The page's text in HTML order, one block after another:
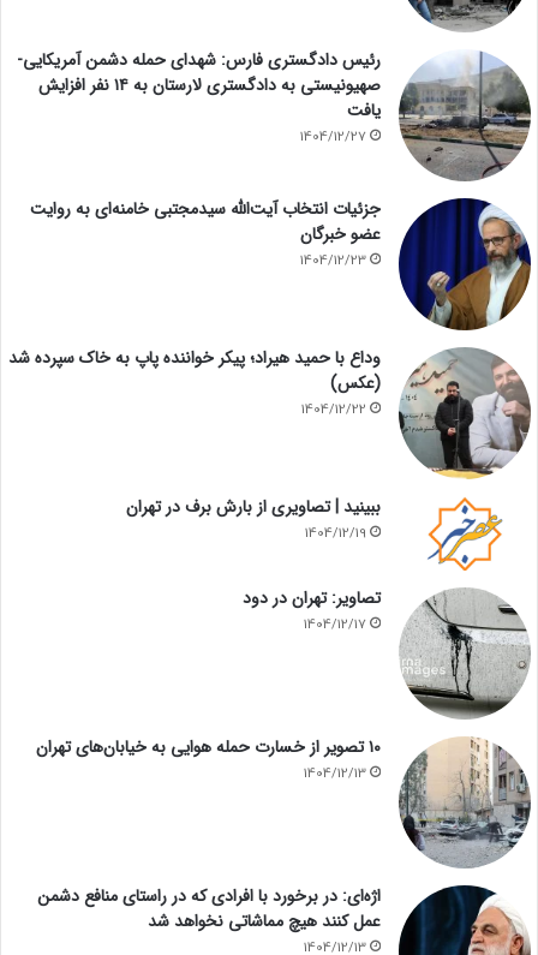
رئیس دادگستری فارس: شهدای حمله دشمن آمریکایی-
صهیونیستی به دادگستری لارستان به ۱۴ نفر افزایش
یافت
1404/12/27
جزئیات انتخاب آیت‌الله سیدمجتبی خامنه‌ای به روایت
عضو خبرگان
1404/12/23
وداع با حمید هیراد؛ پیکر خواننده پاپ به خاک سپرده شد
(عکس)
1404/12/22
ببینید | تصاویری از بارش برف در تهران
1404/12/19
تصاویر: تهران در دود
1404/12/17
۱۰ تصویر از خسارت حمله هوایی به خیابان‌های تهران
1404/12/13
اژه‌ای: در برخورد با افرادی که در راستای منافع دشمن
عمل کنند هیچ مماشاتی نخواهد شد
1404/12/13